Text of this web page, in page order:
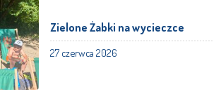
Zielone Żabki na wycieczce
27 czerwca 2026